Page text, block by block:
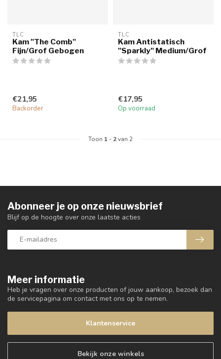
TLC
Kam "The Comb"
Fijn/Grof Gebogen
€21,95
Backorder
TLC
Kam Antistatisch
"Sparkly" Medium/Grof
€17,95
Op voorraad
Toon 1 - 2van 2
Meer informatie
Heb je vragen over onze producten of jouw aankoop, bezoek dan
de servicepagina om contact met ons op te nemen.
Klantenservice
Bekijk onze winkels
Abonneer je op onze nieuwsbrief
Blijf op de hoogte over onze laatste acties